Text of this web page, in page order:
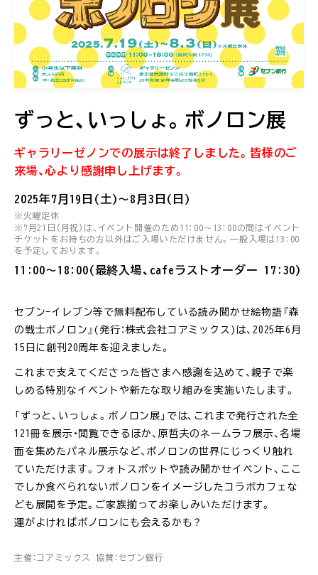
ずっと、いっしょ。ボノロン展
ギャラリーゼノンでの展示は終了しました。皆様のご
来場、心より感謝申し上げます。
2025年7月19日(土)〜8月3日(日)
※火曜定休
※7月21日(月祝)は、イベント開催のため11:00〜13:00の間はイベント
チケットをお持ちの方以外はご入場いただけません。一般入場は13:00
を予定しております。
11:00〜18:00(最終入場、cafeラストオーダー 17:30)
セブン-イレブン等で無料配布している読み聞かせ絵物語『森
の戦士ボノロン』(発行：株式会社コアミックス)は、2025年6月
15日に創刊20周年を迎えました。
これまで支えてくださった皆さまへ感謝を込めて、親子で楽
しめる特別なイベントや新たな取り組みを実施いたします。
「ずっと、いっしょ。ボノロン展」では、これまで発行された全
121冊を展示・閲覧できるほか、原哲夫のネームラフ展示、名場
面を集めたパネル展示など、ボノロンの世界にじっくり触れ
ていただけます。フォトスポットや読み聞かせイベント、ここ
でしか食べられないボノロンをイメージしたコラボカフェな
ども展開を予定。ご家族揃ってお楽しみいただけます。
運がよければボノロンにも会えるかも？
主催：コアミックス 協賛：セブン銀行